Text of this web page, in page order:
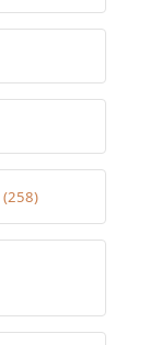
(258)